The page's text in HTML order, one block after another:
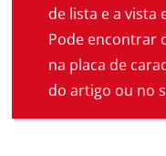
de lista e a vista
Pode encontrar
na placa de
do artigo ou no